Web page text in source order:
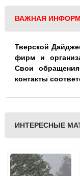
ВАЖНАЯ
Тверской
фирм и
Свои
контакты
ИНТЕРЕСНЫЕ